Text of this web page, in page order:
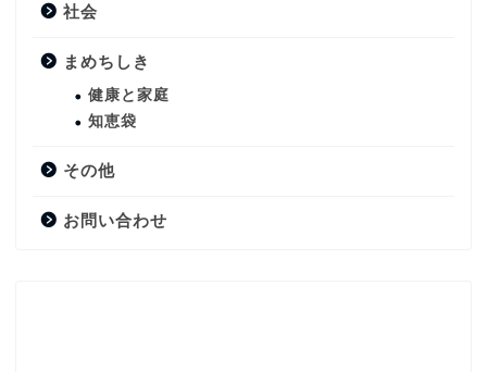
社会
まめちしき
健康と家庭
知恵袋
その他
お問い合わせ